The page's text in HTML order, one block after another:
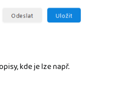
kde je lze např.